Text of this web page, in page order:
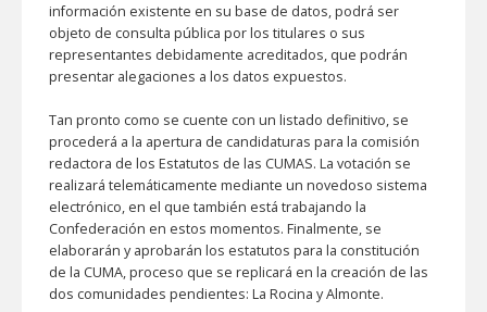
información existente en su base de datos, podrá ser
objeto de consulta pública por los titulares o sus
representantes debidamente acreditados, que podrán
presentar alegaciones a los datos expuestos.
Tan pronto como se cuente con un listado definitivo, se
procederá a la apertura de candidaturas para la comisión
redactora de los Estatutos de las CUMAS. La votación se
realizará telemáticamente mediante un novedoso sistema
electrónico, en el que también está trabajando la
Confederación en estos momentos. Finalmente, se
elaborarán y aprobarán los estatutos para la constitución
de la CUMA, proceso que se replicará en la creación de las
dos comunidades pendientes: La Rocina y Almonte.